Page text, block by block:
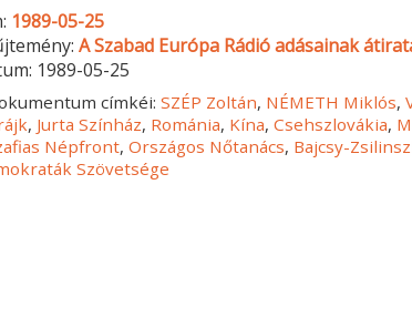
1989-05-25
A Szabad Európa Rádió adásainak
1989-05-25
címkéi:SZÉP Zoltán, NÉMETH Miklós,
, Jurta Színház, Románia, Kína,Csehszlovákia,
Népfront,Országos Nőtanács, Bajcsy-
Szövetsége